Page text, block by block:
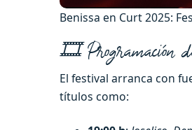
Benissa en Curt 2025:
🎞️ Programación
El festival arranca con
títulos como: